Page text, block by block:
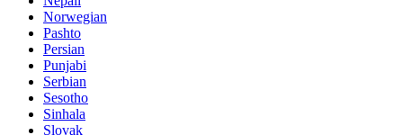
Norwegian
Pashto
Persian
Punjabi
Serbian
Sesotho
Sinhala
Slovak